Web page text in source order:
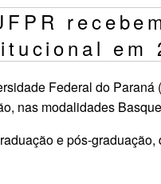
em
Federal do
nas modalidades
e pós-